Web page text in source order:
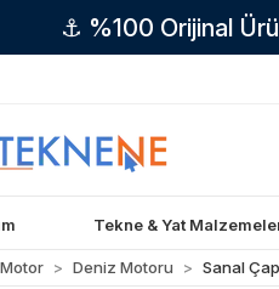
⚓ %100 Orijinal
Tekne & Yat
Motor Deniz Motoru Sanal